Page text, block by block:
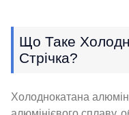
Що Таке
Стрічка?
Холоднокатана